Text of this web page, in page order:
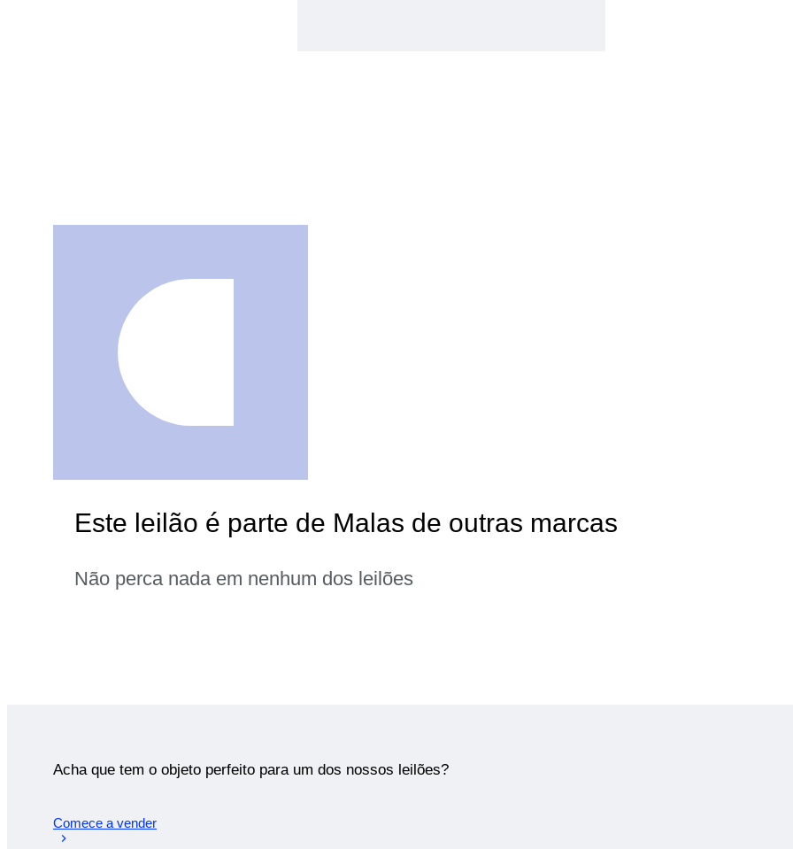
Este leilão é parte de Malas de outras marcas
Não perca nada em nenhum dos leilões
Acha que tem o objeto perfeito para um dos nossos leilões?
Comece a vender